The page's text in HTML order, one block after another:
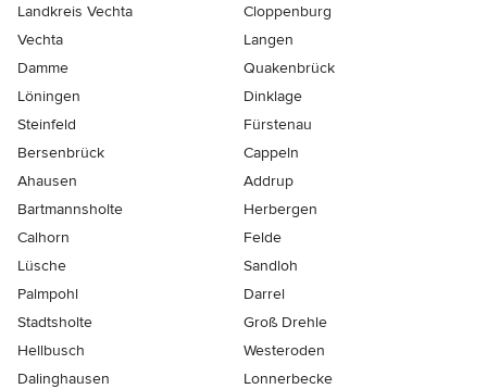
Landkreis Vechta
Cloppenburg
Vechta
Langen
Damme
Quakenbrück
Löningen
Dinklage
Steinfeld
Fürstenau
Bersenbrück
Cappeln
Ahausen
Addrup
Bartmannsholte
Herbergen
Calhorn
Felde
Lüsche
Sandloh
Palmpohl
Darrel
Stadtsholte
Groß Drehle
Hellbusch
Westeroden
Dalinghausen
Lonnerbecke